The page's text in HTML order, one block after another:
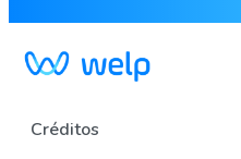
Créditos